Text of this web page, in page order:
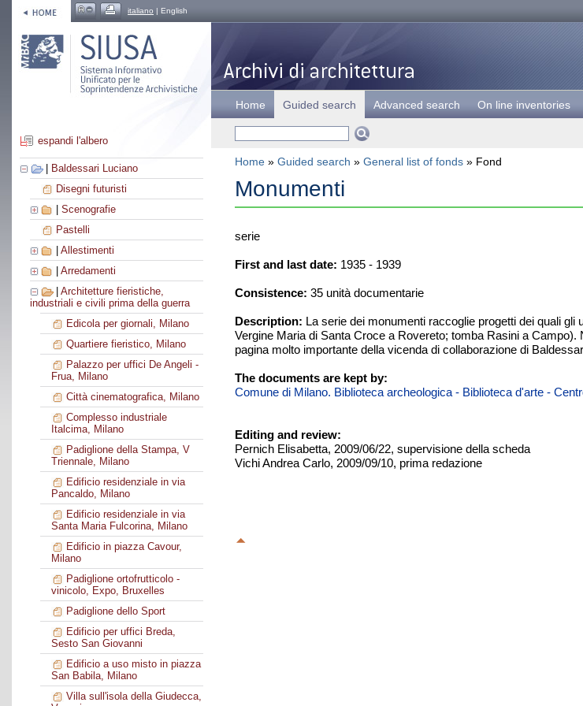
italiano | English
espandi l'albero
Baldessari Luciano
Disegni futuristi
Scenografie
Pastelli
Allestimenti
Arredamenti
Architetture fieristiche,
industriali e civili prima della guerra
Edicola per giornali, Milano
Quartiere fieristico, Milano
Palazzo per uffici De Angeli -
Frua, Milano
Città cinematografica, Milano
Complesso industriale
Italcima, Milano
Padiglione della Stampa, V
Triennale, Milano
Edificio residenziale in via
Pancaldo, Milano
Edificio residenziale in via
Santa Maria Fulcorina, Milano
Edificio in piazza Cavour,
Milano
Padiglione ortofrutticolo -
vinicolo, Expo, Bruxelles
Padiglione dello Sport
Edificio per uffici Breda,
Sesto San Giovanni
Edificio a uso misto in piazza
San Babila, Milano
Villa sull'isola della Giudecca,
Home Guided search Advanced search On line inventories
Home » Guided search » General list of fonds » Fond
Monumenti
serie
First and last date: 1935 - 1939
Consistence: 35 unità documentarie
Description: La serie dei monumenti raccoglie progetti dei quali
Vergine Maria di Santa Croce a Rovereto; tomba Rasini a
pagina molto importante della vicenda di collaborazione di
The documents are kept by:
Comune di Milano. Biblioteca archeologica - Biblioteca d'arte -
Editing and review:
Pernich Elisabetta, 2009/06/22, supervisione della scheda
Vichi Andrea Carlo, 2009/09/10, prima redazione